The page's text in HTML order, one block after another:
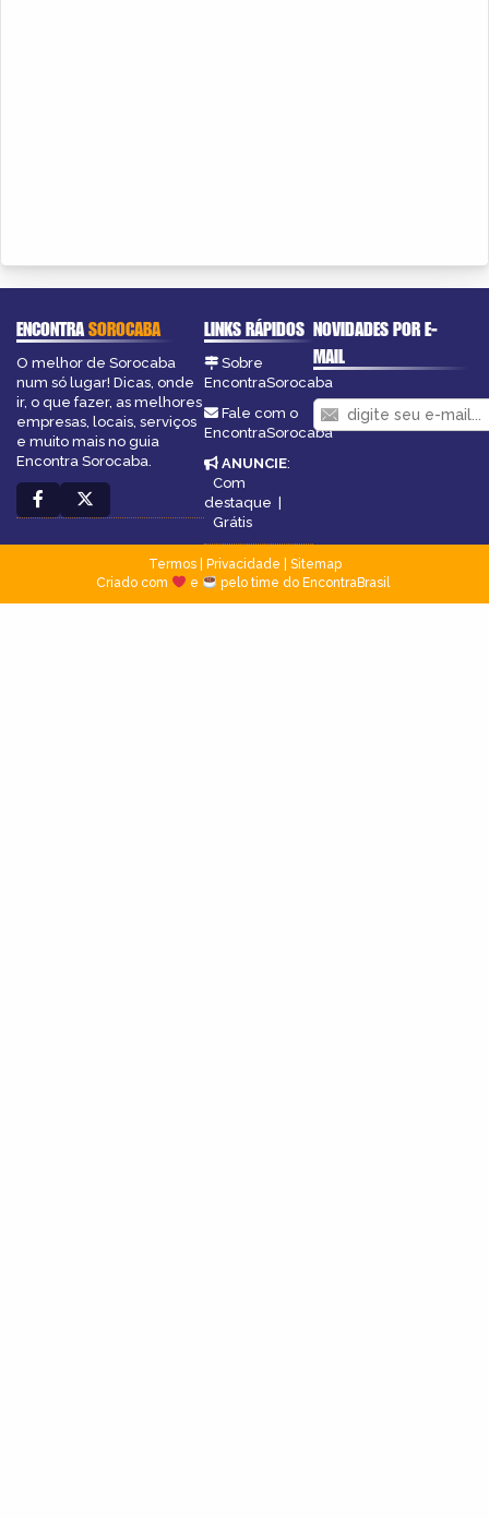
ENCONTRASOROCABA
O melhor de Sorocaba
num só lugar! Dicas, onde
ir, o que fazer, as melhores
empresas, locais, serviços
e muito mais no guia
Encontra Sorocaba.
LINKS RÁPIDOS
Sobre
EncontraSorocaba
Fale com o
EncontraSorocaba
ANUNCIE:
Com
destaque
Grátis
NOVIDADES POR E-
MAIL
Termos| Privacidade
Sitemap
Criado com
e pelo time do EncontraBrasil